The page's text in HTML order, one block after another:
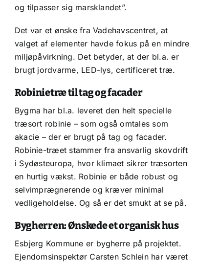
og tilpasser sig marsklandet”.
Det var et ønske fra Vadehavscentret, at
valget af elementer havde fokus på en mindre
miljøpåvirkning. Det betyder, at der bl.a. er
brugt jordvarme, LED-lys, certificeret træ.
Robinietræ til tag og facader
Bygma har bl.a. leveret den helt specielle
træsort robinie – som også omtales som
akacie – der er brugt på tag og facader.
Robinie-træet stammer fra ansvarlig skovdrift
i Sydøsteuropa, hvor klimaet sikrer træsorten
en hurtig vækst. Robinie er både robust og
selvimprægnerende og kræver minimal
vedligeholdelse. Og så er det smukt at se på.
Bygherren: Ønskede et organisk hus
Esbjerg Kommune er bygherre på projektet.
Ejendomsinspektør Carsten Schlein har været